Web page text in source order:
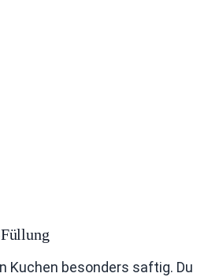
Kuchen besonders saftig. Du